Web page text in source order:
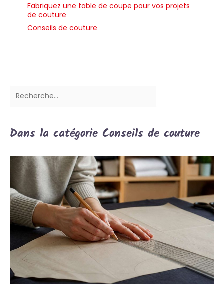
Fabriquez une table de coupe pour vos projets
de couture
Conseils de couture
Dans la catégorie Conseils de couture